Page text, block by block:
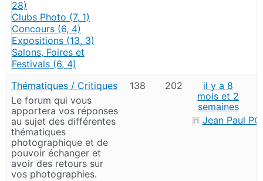
28)
Clubs Photo (7, 1)
Concours (6, 4)
Expositions (13, 3)
Salons, Foires et
Festivals (6, 4)
Thématiques / Critiques
Le forum qui vous
apportera vos réponses
au sujet des différentes
thématiques
photographique et de
pouvoir échanger et
avoir des retours sur
vos photographies.
138 202
il y a 8
mois et 2
semaines
Jean Paul